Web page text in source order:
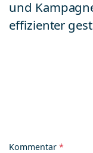
und
effizienter
Kommentar *